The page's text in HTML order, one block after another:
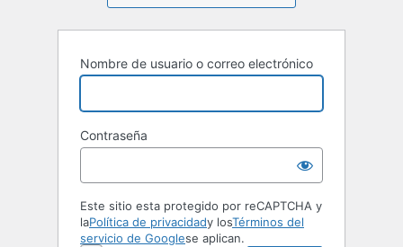
Nombre de usuario o correo electrónico
Contraseña
Este sitio esta protegido por reCAPTCHA y
laPolítica de privacidady losTérminos del
servicio de Googlese aplican.